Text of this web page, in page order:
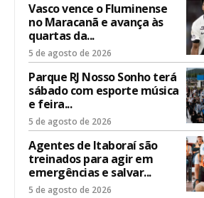
Vasco vence o Fluminense
no Maracanã e avança às
quartas da...
5 de agosto de 2026
Parque RJ Nosso Sonho terá
sábado com esporte música
e feira...
5 de agosto de 2026
Agentes de Itaboraí são
treinados para agir em
emergências e salvar...
5 de agosto de 2026